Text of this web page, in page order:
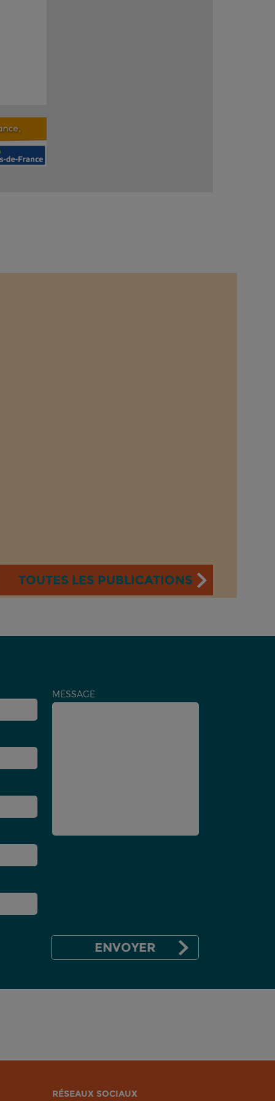
TOUTES LES PUBLICATIONS
MESSAGE
RÉSEAUX SOCIAUX